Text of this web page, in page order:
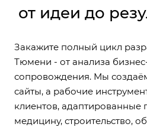
от идеи до
Закажите полный цикл
Тюмени - от анализа
сопровождения. Мы
сайты, а рабочие
клиентов, адаптированные
медицину, строительство,